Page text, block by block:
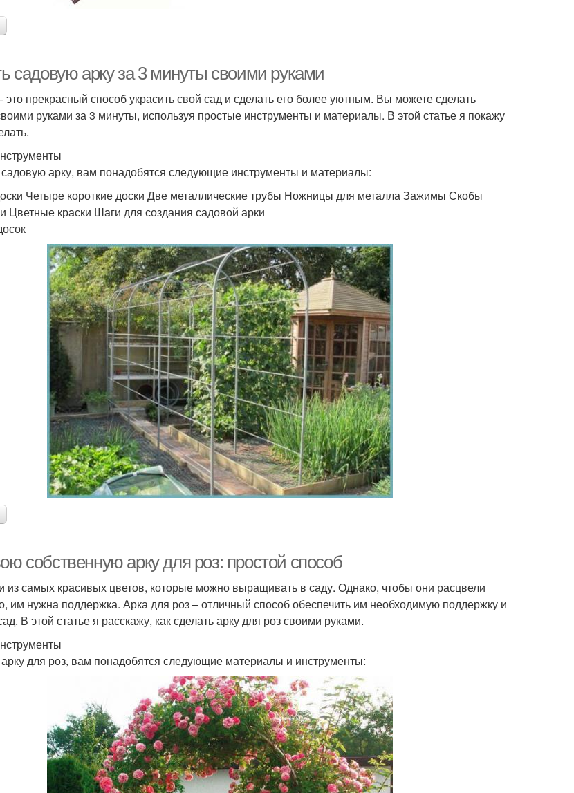
садовую арку за 3 минуты своими руками
прекрасный способ украсить свой сад и сделать его более уютным. Вы можете сделать
руками за 3 минуты, используя простые инструменты и материалы. В этой статье я покажу
арку, вам понадобятся следующие инструменты и материалы:
Четыре короткие доски Две металлические трубы Ножницы для металла Зажимы Скобы
Цветные краски Шаги для создания садовой арки
собственную арку для роз: простой способ
из самых красивых цветов, которые можно выращивать в саду. Однако, чтобы они расцвели
им нужна поддержка. Арка для роз – отличный способ обеспечить им необходимую поддержку и
В этой статье я расскажу, как сделать арку для роз своими руками.
для роз, вам понадобятся следующие материалы и инструменты: